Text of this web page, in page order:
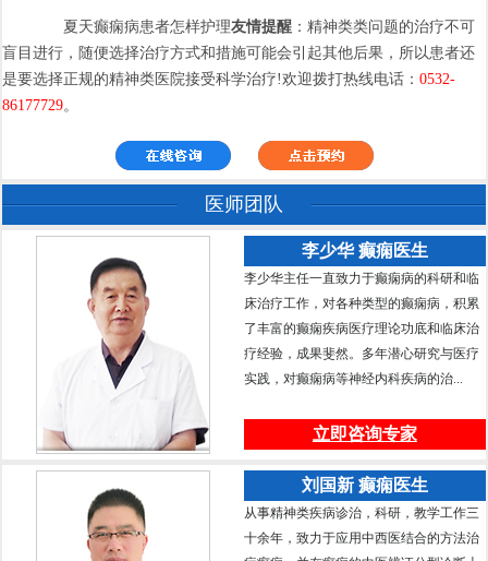
夏天癫痫病患者怎样护理友情提醒 ：精神类类问题的治疗不可
盲目进行，随便选择治疗方式和措施可能会引起其他后果，所以患者还
是要选择正规的精神类医院接受科学治疗!欢迎拨打热线电话：0532-
86177729。
医师团队
李少华 癫痫医生
李少华主任一直致力于癫痫病的科研和临
床治疗工作，对各种类型的癫痫病，积累
了丰富的癫痫疾病医疗理论功底和临床治
疗经验，成果斐然。多年潜心研究与医疗
实践，对癫痫病等神经内科疾病的治...
立即咨询专家
刘国新 癫痫医生
从事精神类疾病诊治，科研，教学工作三
十余年，致力于应用中西医结合的方法治